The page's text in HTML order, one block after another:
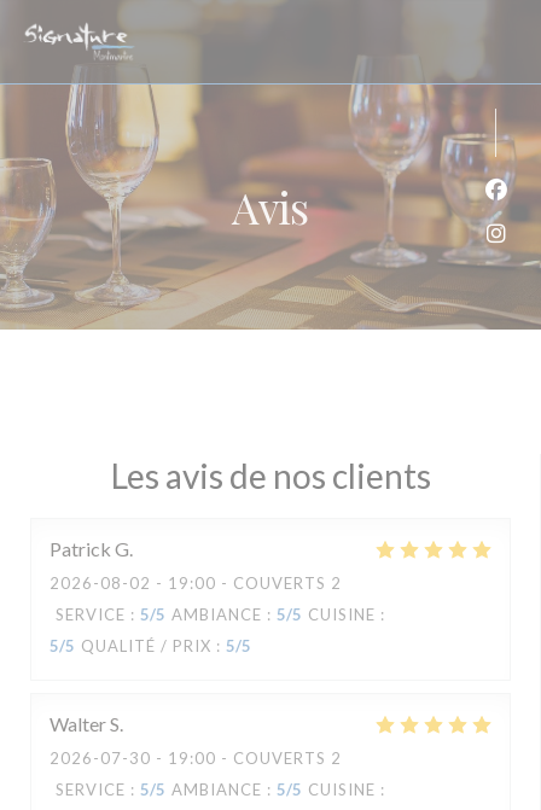
Avis
Les avis de nos clients
Patrick G
2026-08-02 - 19:00 - COUVERTS 2
SERVICE : 5/5 AMBIANCE : 5/5 CUISINE :
5/5 QUALITÉ / PRIX : 5/5
WalterS
2026-07-30 - 19:00 - COUVERTS 2
SERVICE : 5/5 AMBIANCE : 5/5 CUISINE :